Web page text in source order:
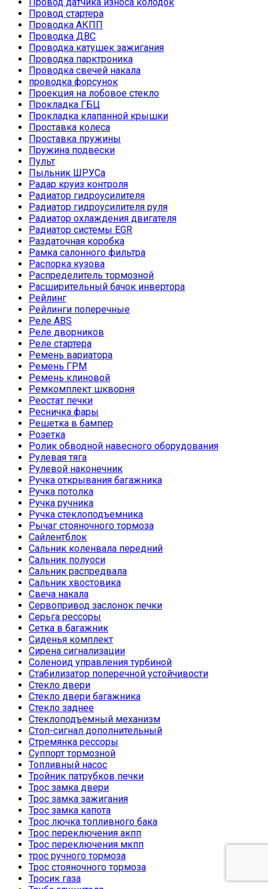
Провод стартера
Проводка АКПП
Проводка ДВС
Проводка катушек зажигания
Проводка парктроника
Проводка свечей накала
проводка форсунок
Проекция на лобовое стекло
Прокладка ГБЦ
Прокладка клапанной крышки
Проставка колеса
Проставка пружины
Пружина подвески
Пульт
Пыльник ШРУСа
Радар круиз контроля
Радиатор гидроусилителя
Радиатор гидроусилителя руля
Радиатор охлаждения двигателя
Радиатор системы EGR
Раздаточная коробка
Рамка салонного фильтра
Распорка кузова
Распределитель тормозной
Расширительный бачок инвертора
Рейлинг
Рейлинги поперечные
Реле ABS
Реле дворников
Реле стартера
Ремень вариатора
Ремень ГРМ
Ремень клиновой
Ремкомплект шкворня
Реостат печки
Ресничка фары
Решетка в бампер
Розетка
Ролик обводной навесного оборудования
Рулевая тяга
Рулевой наконечник
Ручка открывания багажника
Ручка потолка
Ручка ручника
Ручка стеклоподъемника
Рычаг стояночного тормоза
Сайлентблок
Сальник коленвала передний
Сальник полуоси
Сальник распредвала
Сальник хвостовика
Свеча накала
Сервопривод заслонок печки
Серьга рессоры
Сетка в багажник
Сиденья комплект
Сирена сигнализации
Соленоид управления турбиной
Стабилизатор поперечной устойчивости
Стекло двери
Стекло двери багажника
Стекло заднее
Стеклоподъемный механизм
Стоп-сигнал дополнительный
Стремянка рессоры
Суппорт тормозной
Топливный насос
Тройник патрубков печки
Трос замка двери
Трос замка зажигания
Трос замка капота
Трос лючка топливного бака
Трос переключения акпп
Трос переключения мкпп
трос ручного тормоза
Трос стояночного тормоза
Тросик газа